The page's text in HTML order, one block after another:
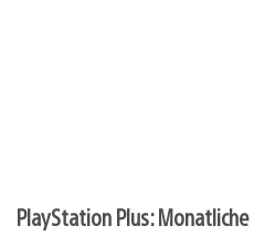
PlayStation Plus: